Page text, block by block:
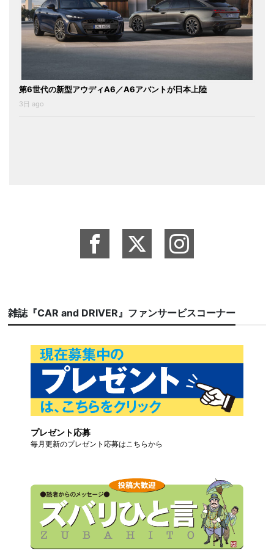
第6世代の新型アウディA6／A6アバントが日本上陸
3日 ago
雑誌『CAR and DRIVER』ファンサービスコーナー
プレゼント応募
毎月更新のプレゼント応募はこちらから